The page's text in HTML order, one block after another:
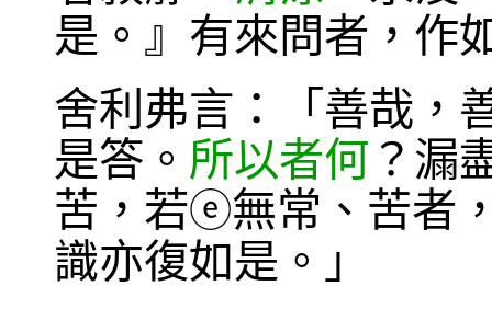
是。』有來問者，作
舍利弗言：「善哉，
是答。 所以者何 ？漏
苦，若ⓔ無常、苦者
識亦復如是。」